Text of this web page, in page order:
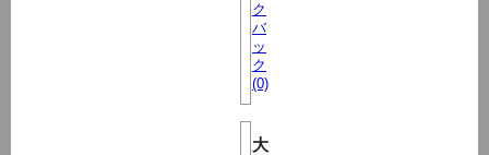
ク
バ
ッ
ク
(0)
大